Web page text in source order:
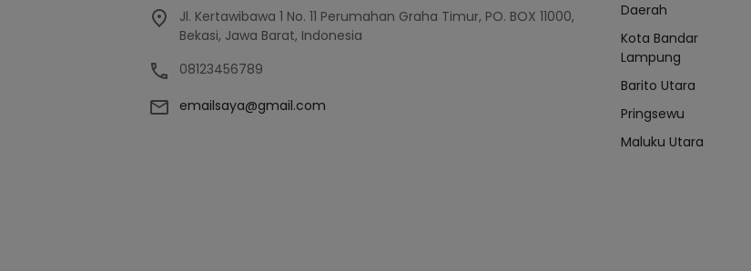
Jl. Kertawibawa 1 No. 11 Perumahan Graha Timur, PO. BOX 11000,
Bekasi, Jawa Barat, Indonesia
08123456789
emailsaya@gmail.com
Daerah
Kota Bandar
Lampung
Barito Utara
Pringsewu
Maluku Utara